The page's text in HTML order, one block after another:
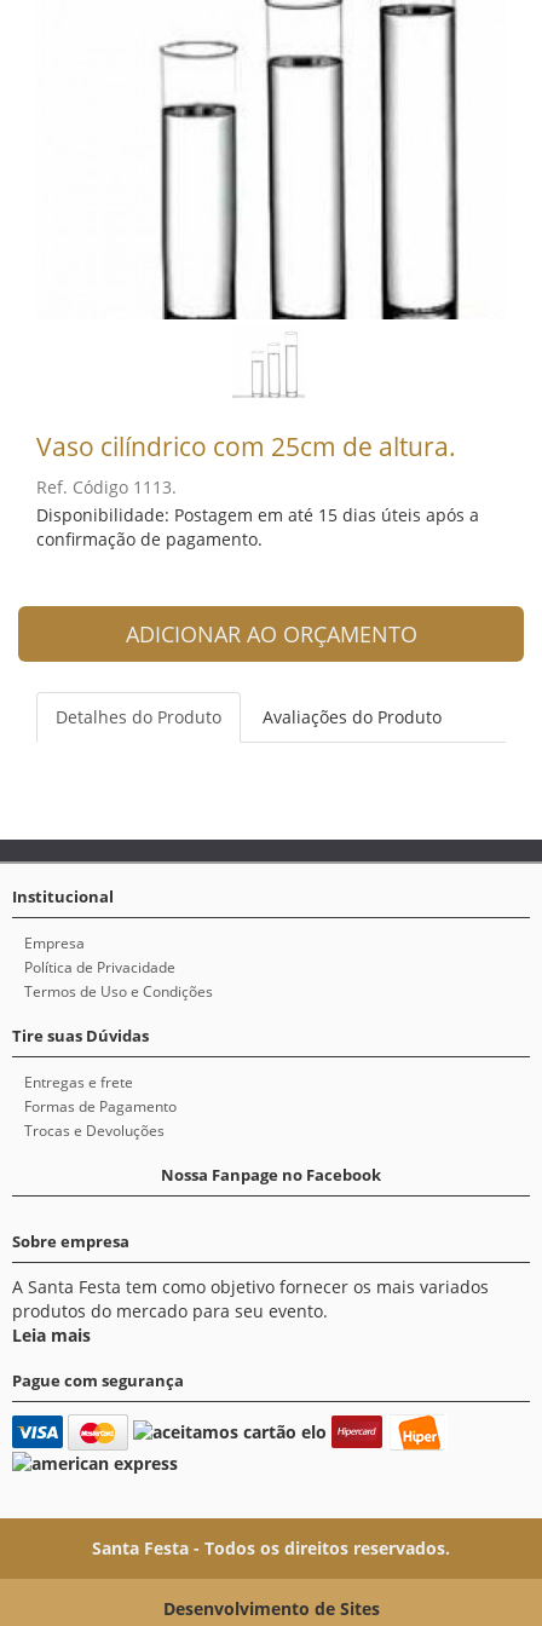
Vaso cilíndrico com 25cm de altura.
Ref. Código 1113.
Disponibilidade: Postagem em até 15 dias úteis após a
confirmação de pagamento.
ADICIONAR AO ORÇAMENTO
Detalhes do Produto Avaliações do Produto
Institucional
Empresa
Política de Privacidade
Termos de Uso e Condições
Tire suas Dúvidas
Entregas e frete
Formas de Pagamento
Trocas e Devoluções
Nossa Fanpage no Facebook
Sobre empresa
A Santa Festa tem como objetivo fornecer os mais variados
produtos do mercado para seu evento.
Leia mais
Pague com segurança
Santa Festa - Todos os direitos reservados.
Desenvolvimento de Sites